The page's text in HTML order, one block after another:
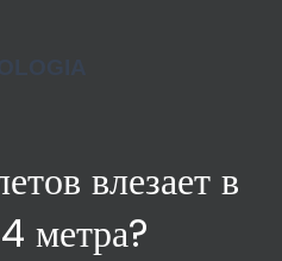
влезает в
метра?